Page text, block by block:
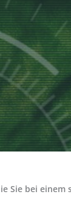
Sie bei einem